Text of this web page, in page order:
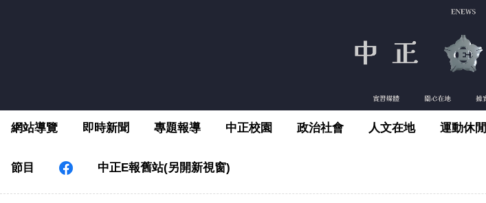
區
網站導覽 即時新聞 專題報導 中正校園 政治社會 人文在地 運動休閒
節目 中正E報舊站(另開新視窗)